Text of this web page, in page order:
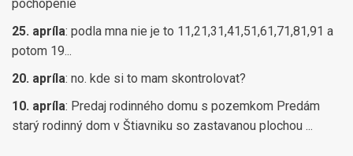
pochopenie
25. apríla: podla mna nie je to 11,21,31,41,51,61,71,81,91 a
potom 19...
20. apríla: no. kde si to mam skontrolovat?
10. apríla: Predaj rodinného domu s pozemkom Predám
starý rodinný dom v Štiavniku so zastavanou plochou ...